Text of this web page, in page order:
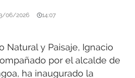
06/2026 14:07
Natural y Paisaje, Ignacio
por el alcalde de
ha inaugurado la